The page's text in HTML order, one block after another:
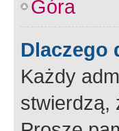
Góra
Dlaczego
Każdy
stwierdzą,